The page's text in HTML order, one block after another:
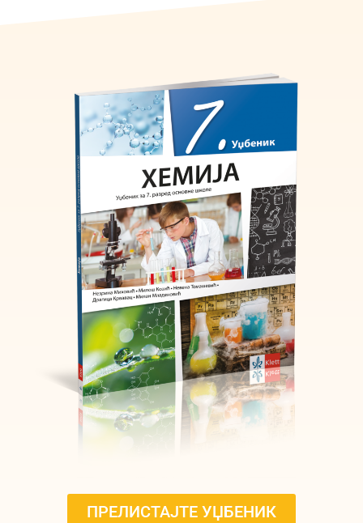
ПРЕЛИСТАЈТЕ УЏБЕНИК